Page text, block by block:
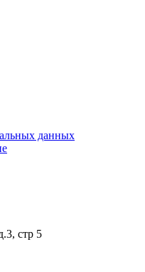
данных
стр 5